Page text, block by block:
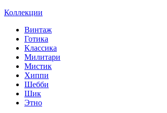
Коллекции
Винтаж
Готика
Классика
Милитари
Мистик
Хиппи
Шебби
Шик
Этно